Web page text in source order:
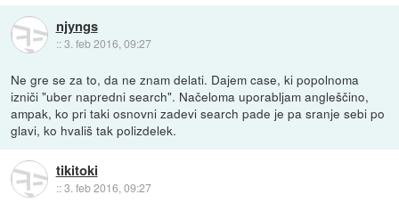
njyngs
::3. feb 2016, 09:27
Ne gre se za to, da ne znam delati. Dajem case, ki popolnoma
izniči "uber napredni search". Načeloma uporabljam angleščino,
ampak, ko pri taki osnovni zadevi search pade je pa sranje sebi po
glavi, ko hvališ tak polizdelek.
tikitoki
::3. feb 2016, 09:27